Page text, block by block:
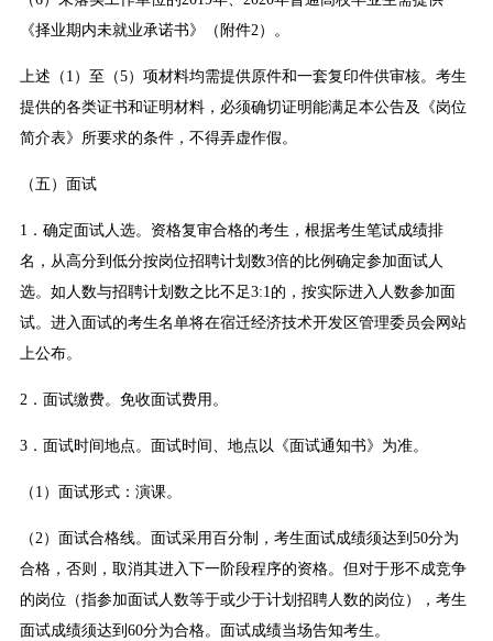
《择业期内未就业承诺书》（附件2）。
上述（1）至（5）项材料均需提供原件和一套复印件供审核。考生
提供的各类证书和证明材料，必须确切证明能满足本公告及《岗位
简介表》所要求的条件，不得弄虚作假。
（五）面试
1．确定面试人选。资格复审合格的考生，根据考生笔试成绩排
名，从高分到低分按岗位招聘计划数3倍的比例确定参加面试人
选。如人数与招聘计划数之比不足3:1的，按实际进入人数参加面
试。进入面试的考生名单将在宿迁经济技术开发区管理委员会网站
上公布。
2．面试缴费。免收面试费用。
3．面试时间地点。面试时间、地点以《面试通知书》为准。
（1）面试形式：演课。
（2）面试合格线。面试采用百分制，考生面试成绩须达到50分为
合格，否则，取消其进入下一阶段程序的资格。但对于形不成竞争
的岗位（指参加面试人数等于或少于计划招聘人数的岗位），考生
面试成绩须达到60分为合格。面试成绩当场告知考生。